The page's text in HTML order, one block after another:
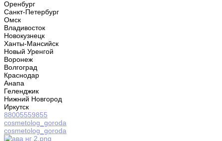
Оренбург
Санкт-Петербург
Омск
Владивосток
Новокузнецк
Ханты-Мансийск
Новый Уренгой
Воронеж
Волгоград
Краснодар
Анапа
Геленджик
Нижний Новгород
Иркутск
88005559855
cosmetolog_goroda
cosmetolog_goroda